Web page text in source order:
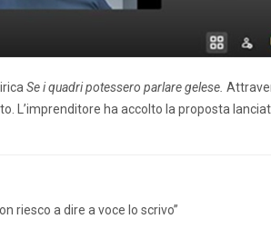
Se i quadri potessero parlare gelese.
L’imprenditore ha accolto la proposta
riesco a dire a voce lo scrivo”